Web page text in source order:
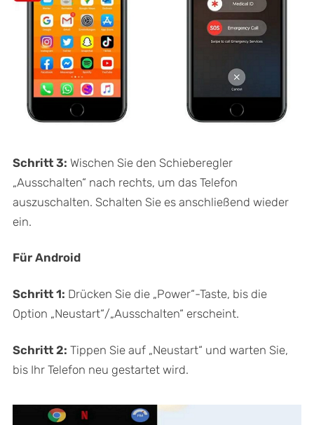
Schritt 3: Wischen Sie den Schieberegler
„Ausschalten“ nach rechts, um das Telefon
auszuschalten. Schalten Sie es anschließend wieder
ein.
Für Android
Schritt 1: Drücken Sie die „Power“-Taste, bis die
Option „Neustart“/„Ausschalten“ erscheint.
Schritt 2: Tippen Sie auf „Neustart“ und warten Sie,
bis Ihr Telefon neu gestartet wird.